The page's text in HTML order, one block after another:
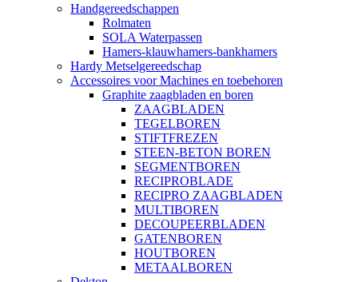
Handgereedschappen
Rolmaten
SOLA Waterpassen
Hamers-klauwhamers-bankhamers
Hardy Metselgereedschap
Accessoires voor Machines en toebehoren
Graphite zaagbladen en boren
ZAAGBLADEN
TEGELBOREN
STIFTFREZEN
STEEN-BETON BOREN
SEGMENTBOREN
RECIPROBLADE
RECIPRO ZAAGBLADEN
MULTIBOREN
DECOUPEERBLADEN
GATENBOREN
HOUTBOREN
METAALBOREN